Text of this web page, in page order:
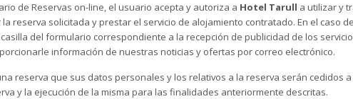
de Reservas on-line, el usuario acepta y autoriza a Hotel Tarull a utilizar y
reserva solicitada y prestar el servicio de alojamiento contratado. En el caso
del formulario correspondiente a la recepción de publicidad de los
información de nuestras noticias y ofertas por correo electrónico.
reserva que sus datos personales y los relativos a la reserva serán cedidos
y la ejecución de la misma para las finalidades anteriormente descritas.